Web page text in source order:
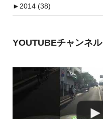
►2014 (38)
YOUTUBEチャンネル